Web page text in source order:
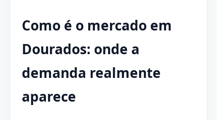
Como é o mercado em
Dourados: onde a
demanda realmente
aparece